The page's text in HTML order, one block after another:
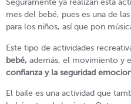
Seguramente ya realizan esta
mes del bebé, pues es una de
para los niños, así que pon
Este tipo de actividades
bebé, además, el movimiento y
confianza y la seguridad
El baile es una actividad que